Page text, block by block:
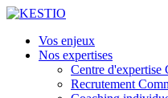
Vos enjeux
Nos expertises
Centre
Recrutement